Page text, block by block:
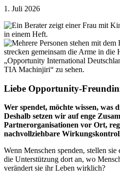
1. Juli 2026
Liebe Opportunity-
Wer spendet, möchte wissen, was
Deshalb setzen wir auf enge
Partnerorganisationen vor Ort,
nachvollziehbare
Wenn Menschen spenden, stellen
die Unterstützung dort an, wo
verändert sie ihr Leben wirklich?